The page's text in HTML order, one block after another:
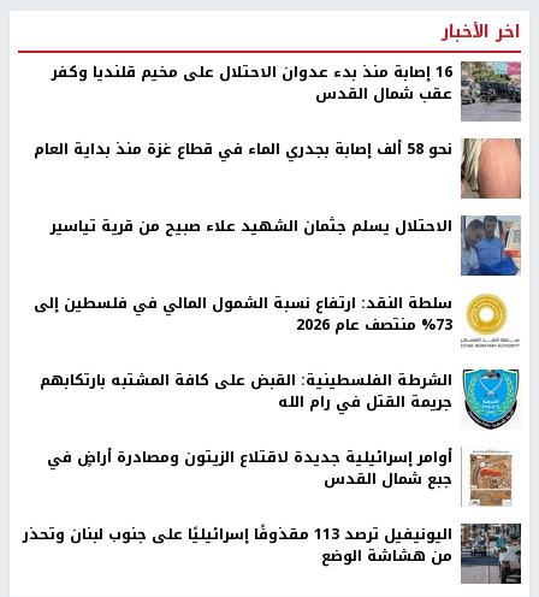
اخر الأخبار
16 إصابة منذ بدء عدوان الاحتلال على مخيم قلنديا وكفر
عقب شمال القدس
نحو 58 ألف إصابة بجدري الماء في قطاع غزة منذ بداية العام
الاحتلال يسلم جثمان الشهيد علاء صبيح من قرية تياسير
سلطة النقد: ارتفاع نسبة الشمول المالي في فلسطين إلى
73% منتصف عام 2026
الشرطة الفلسطينية: القبض على كافة المشتبه بارتكابهم
جريمة القتل في رام الله
أوامر إسرائيلية جديدة لاقتلاع الزيتون ومصادرة أراضٍ في
جبع شمال القدس
اليونيفيل ترصد 113 مقذوفًا إسرائيليًا على جنوب لبنان وتحذر
من هشاشة الوضع